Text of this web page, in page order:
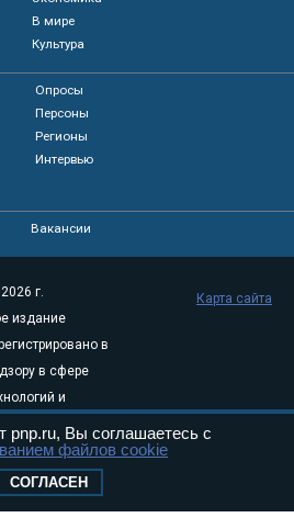
В мире
Культура
Опросы
Персоны
Регионы
Интервью
Вакансии
г.
издание
в
в сфере
и
05
Эл № ФС77-
Карта сайта
pnp.ru, Вы соглашаетесь с
файлов cookie
СОГЛАСЕН